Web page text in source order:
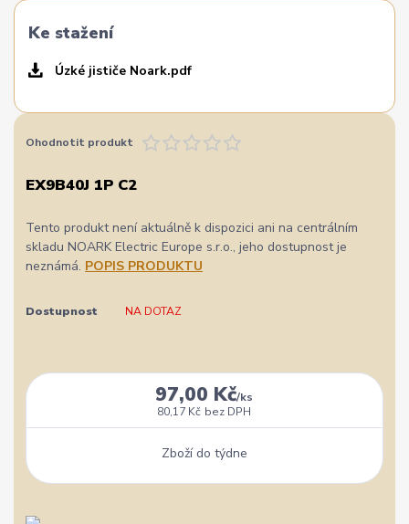
Ke stažení
Úzké jističe Noark.pdf
Ohodnotit produkt
EX9B40J 1P C2
Tento produkt není aktuálně k dispozici ani na centrálním
skladu NOARK Electric Europe s.r.o., jeho dostupnost je
neznámá. POPIS PRODUKTU
Dostupnost NA DOTAZ
97,00 Kč/ks
80,17 Kč bez DPH
Zboží do týdne